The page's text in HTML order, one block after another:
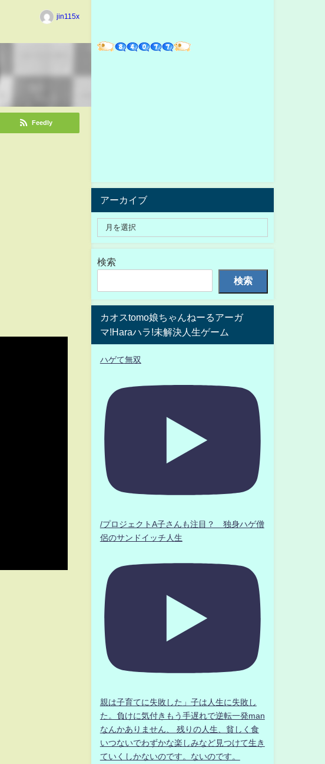
jin115x
Feedly
アーカイブ
検索
検索
カオスtomo娘ちゃんねーるアーガ
マ!Haraハラ!未解決人生ゲーム
ハゲて無双
/プロジェクトA子さんも注目？ 独身ハゲ僧
侶のサンドイッチ人生
親は子育てに失敗した」子は人生に失敗し
た。負けに気付きもう手遅れで逆転一発man
なんかありません、 残りの人生、貧しく食
いつないでわずかな楽しみなど見つけて生き
ていくしかないのです。ないのです。